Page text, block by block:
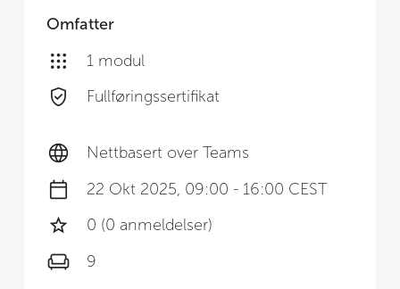
Omfatter
1 modul
Fullføringssertifikat
Nettbasert over Teams
22 Okt 2025, 09:00 - 16:00 CEST
0 (0 anmeldelser)
9